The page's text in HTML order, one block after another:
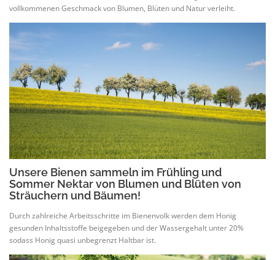
vollkommenen Geschmack von Blumen, Blüten und Natur verleiht.
Unsere Bienen sammeln im Frühling und
Sommer Nektar von Blumen und Blüten von
Sträuchern und Bäumen!
Durch zahlreiche Arbeitsschritte im Bienenvolk werden dem Honig
gesunden Inhaltsstoffe beigegeben und der Wassergehalt unter 20%
sodass Honig quasi unbegrenzt Haltbar ist.